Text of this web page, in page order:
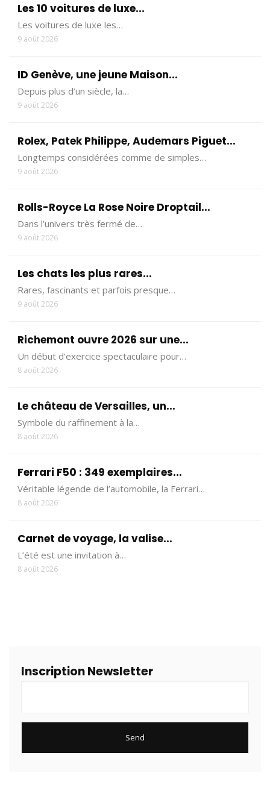
Les 10 voitures de luxe...
Les voitures de luxe les…
9 août 2026
ID Genève, une jeune Maison...
Depuis plus d’un siècle, la…
9 août 2026
Rolex, Patek Philippe, Audemars Piguet...
Longtemps considérées comme de simples…
9 août 2026
Rolls-Royce La Rose Noire Droptail...
Dans l’univers très fermé de…
9 août 2026
Les chats les plus rares...
Rares, fascinants et parfois presque…
9 août 2026
Richemont ouvre 2026 sur une...
Un début d’exercice spectaculaire pour…
8 août 2026
Le château de Versailles, un...
Symbole du raffinement à la…
8 août 2026
Ferrari F50 : 349 exemplaires...
Véritable légende de l’automobile, la Ferrari…
8 août 2026
Carnet de voyage, la valise...
L’été est une invitation à…
8 août 2026
Inscription Newsletter